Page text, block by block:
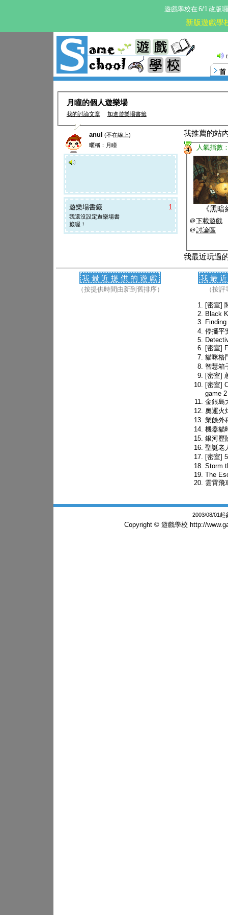
遊戲學校在 6/1改版
新版遊戲學
月瞳的個人遊樂場
我的討論文章 加進遊樂場書籤
anul (不在線上)
暱稱：月瞳
遊樂場書籤 1
我還沒設定遊樂場書
籤喔！
我推薦的站
4 人氣指數
《黑暗
＠下載遊戲
＠討論區
我最近玩過
我最近提供的遊戲
（按提供時間由新到舊排序）
我最
（按
[密室]
Black
停擺平
[密室]
貓咪格
智慧箱
[密室]
[密室]
game 2
金銀島
奧運火
業餘外
機器貓
銀河歷
聖誕老
[密室]
Storm
The
雲霄飛
2003/08/01起
Copyright © 遊戲學校 http://